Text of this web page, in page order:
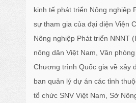
kinh tế phát triển Nông nghiệp
sự tham gia của đại diện Viện
Nông nghiệp Phát triển NNNT
nông dân Việt Nam, Văn
Chương trình Quốc gia về xây
ban quản lý dự án các tỉnh
tổ chức SNV Việt Nam, Sở